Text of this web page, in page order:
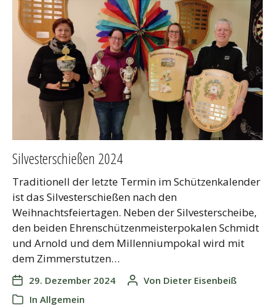
Silvesterschießen 2024
Traditionell der letzte Termin im Schützenkalender
ist das Silvesterschießen nach den
Weihnachtsfeiertagen. Neben der Silvesterscheibe,
den beiden Ehrenschützenmeisterpokalen Schmidt
und Arnold und dem Millenniumpokal wird mit
dem Zimmerstutzen…
29. Dezember 2024 Von Dieter Eisenbeiß
In Allgemein